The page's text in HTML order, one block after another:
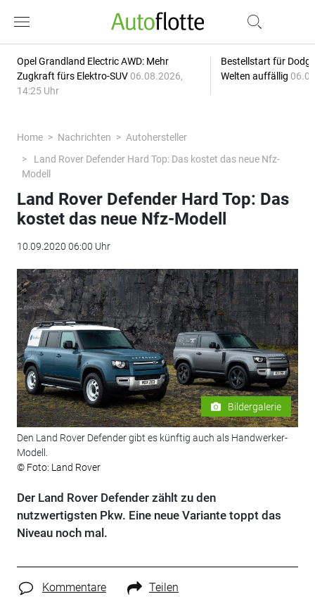
Opel Grandland Electric AWD: Mehr
Zugkraft fürs Elektro-SUV 06.08.2026,
14:25 Uhr
Bestellstart für
Welten auffällig
Home Nachrichten
Autohersteller
Land Rover Defender Hard Top: Das kostet das neue Nfz-
Modell
Land Rover Defender Hard Top: Das
kostet das neue Nfz-Modell
10.09.2020 06:00 Uhr
Bildergalerie
Den Land Rover Defender gibt es künftig auch als Handwerker-
Modell.
© Foto: Land Rover
Der Land Rover Defender zählt zu den
nutzwertigsten Pkw. Eine neue Variante toppt das
Niveau noch mal.
Kommentare Teilen